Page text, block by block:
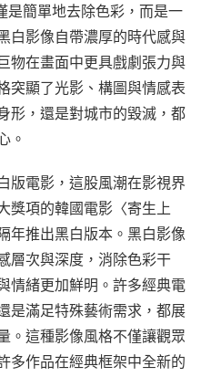
是簡單地去除色彩，而是一
白影像自帶濃厚的時代感與
物在畫面中更具戲劇張力與
突顯了光影、構圖與情感表
形，還是對城市的毀滅，都
。
版電影，這股風潮在影視界
獎項的韓國電影〈寄生上
年推出黑白版本。黑白影像
層次與深度，消除色彩干
情緒更加鮮明。許多經典電
是滿足特殊藝術需求，都展
。這種影像風格不僅讓觀眾
多作品在經典框架中全新的